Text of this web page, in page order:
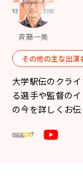
斉藤一美
その他の主な出演
大学駅伝のクラ
る選手や監督の
の今を詳しくお